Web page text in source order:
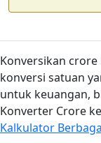
Konversikan
konversi satuan
untuk keuangan,
Konverter Crore
Kalkulator